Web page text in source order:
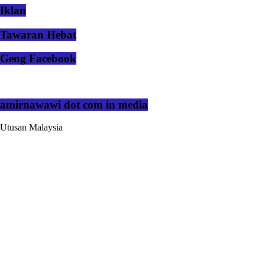
Iklan
Tawaran Hebat
Geng Facebook
amirnawawi dot com in media
Utusan Malaysia